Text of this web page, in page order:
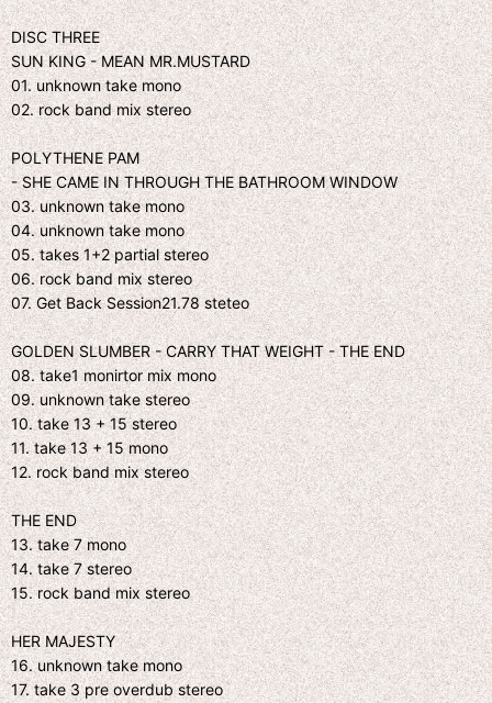
DISC THREE
SUN KING - MEAN MR.MUSTARD
01. unknown take mono
02. rock band mix stereo
POLYTHENE PAM
- SHE CAME IN THROUGH THE BATHROOM WINDOW
03. unknown take mono
04. unknown take mono
05. takes 1+2 partial stereo
06. rock band mix stereo
07. Get Back Session21.78 steteo
GOLDEN SLUMBER - CARRY THAT WEIGHT - THE END
08. take1 monirtor mix mono
09. unknown take stereo
10. take 13 + 15 stereo
11. take 13 + 15 mono
12. rock band mix stereo
THE END
13. take 7 mono
14. take 7 stereo
15. rock band mix stereo
HER MAJESTY
16. unknown take mono
17. take 3 pre overdub stereo